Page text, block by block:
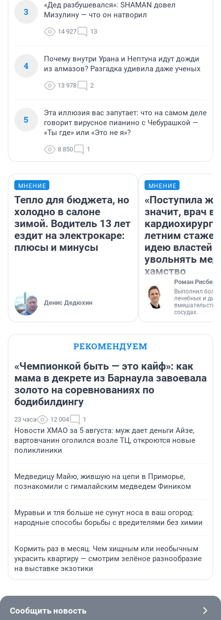
3
«Дед разбушевался»: SHAMAN довел
Мизулину — что он натворил
14 927 13
4
Почему внутри Урана и Нептуна идут дожди
из алмазов? Разгадка удивила даже ученых
13 978 2
5
Эта иллюзия вас запутает: что на самом деле
говорит вирусное пианино с Чебурашкой —
«Ты где» или «Это не я»?
8 850 1
МНЕНИЕ
Тепло для бюджета, но
холодно в салоне
зимой. Водитель 13 лет
ездит на электрокаре:
плюсы и минусы
Денис Дедюхин
МНЕНИЕ
«Поступила
значит, врач
кардиохирург
летним
идею властей
увольнять
хамство
Роман Рисберг
Выполнил
лечебных и
вмешательств
сосудах.
РЕКОМЕНДУЕМ
«Чемпионкой быть — это кайф»: как
мама в декрете из Барнаула завоевала
золото на соревнованиях по
бодибилдингу
23 часа 12 004 1
Новости ХМАО за 5 августа: муж дает деньги Айзе,
вартовчанин оголился возле ТЦ, откроются новые
поликлиники
Медведицу Майю, жившую на цепи в Приморье,
познакомили с гималайским медведем Фиником
Муравьи и тля больше не сунут носа в ваш огород:
народные способы борьбы с вредителями без химии
Кормить раз в месяц. Чем хищным или необычным
украсить квартиру — смотрим зелёное разнообразие
на выставке экзотики
Сообщить новость